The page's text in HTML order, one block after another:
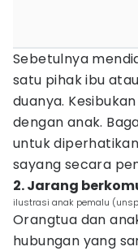
Sebetulnya
satu pihak ibu
duanya.
dengan anak.
untuk
sayang secara
2. Jarang
ilustrasi anak pemalu
Orangtua dan
hubungan yang